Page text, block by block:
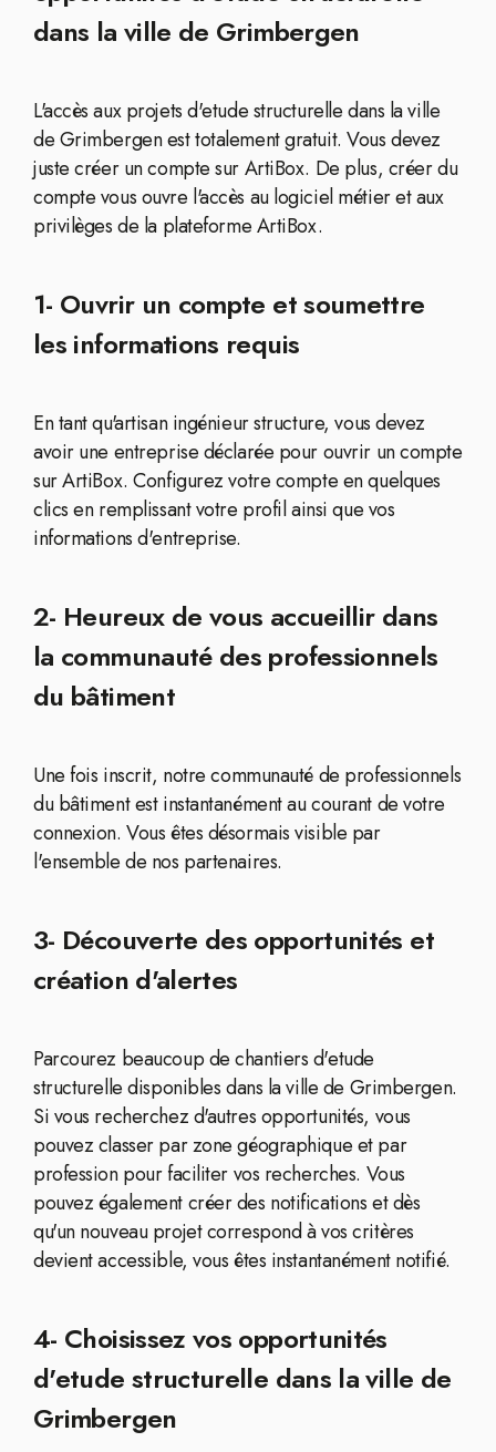
dans la ville de Grimbergen
L'accès aux projets d'etude structurelle dans la ville
de Grimbergen est totalement gratuit. Vous devez
juste créer un compte sur ArtiBox. De plus, créer du
compte vous ouvre l'accès au logiciel métier et aux
privilèges de la plateforme ArtiBox.
1- Ouvrir un compte et soumettre
les informations requis
En tant qu'artisan ingénieur structure, vous devez
avoir une entreprise déclarée pour ouvrir un compte
sur ArtiBox. Configurez votre compte en quelques
clics en remplissant votre profil ainsi que vos
informations d'entreprise.
2- Heureux de vous accueillir dans
la communauté des professionnels
du bâtiment
Une fois inscrit, notre communauté de professionnels
du bâtiment est instantanément au courant de votre
connexion. Vous êtes désormais visible par
l'ensemble de nos partenaires.
3- Découverte des opportunités et
création d'alertes
Parcourez beaucoup de chantiers d'etude
structurelle disponibles dans la ville de Grimbergen.
Si vous recherchez d'autres opportunités, vous
pouvez classer par zone géographique et par
profession pour faciliter vos recherches. Vous
pouvez également créer des notifications et dès
qu'un nouveau projet correspond à vos critères
devient accessible, vous êtes instantanément notifié.
4- Choisissez vos opportunités
d'etude structurelle dans la ville de
Grimbergen